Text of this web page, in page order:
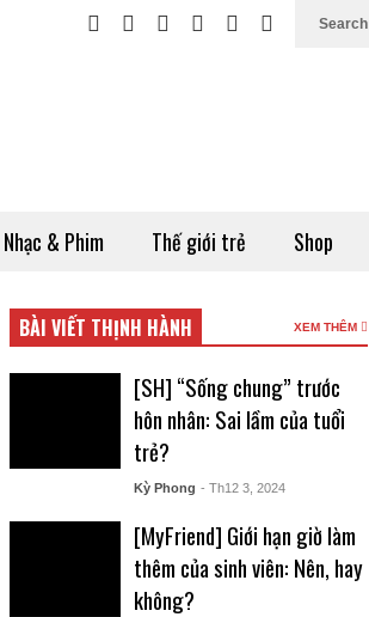
Search
Nhạc & Phim Thế giới trẻ Shop
BÀI VIẾT THỊNH HÀNH XEM THÊM
[SH] “Sống chung” trước
hôn nhân: Sai lầm của tuổi
trẻ?
Kỳ Phong - Th12 3, 2024
[MyFriend] Giới hạn giờ làm
thêm của sinh viên: Nên, hay
không?